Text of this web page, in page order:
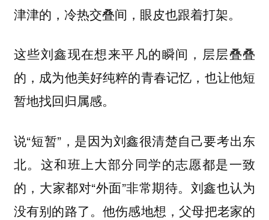
津津的，冷热交叠间，眼皮也跟着打架。
这些刘鑫现在想来平凡的瞬间，层层叠叠
的，成为他美好纯粹的青春记忆，也让他短
暂地找回归属感。
说“短暂”，是因为刘鑫很清楚自己要考出东
北。这和班上大部分同学的志愿都是一致
的，大家都对“外面”非常期待。刘鑫也认为
没有别的路了。他伤感地想，父母把老家的